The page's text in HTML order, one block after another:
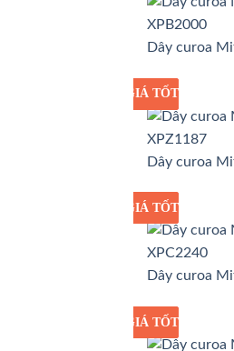
Dây curoa
GIÁ SỈ
GIÁ TỐT
Dây curoa
GIÁ SỈ
GIÁ TỐT
Dây curoa
GIÁ SỈ
GIÁ TỐT